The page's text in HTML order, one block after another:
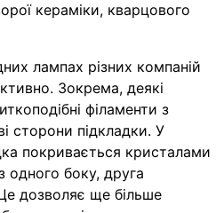
кераміки, кварцового
лампах різних компаній
Зокрема, деякі
філаменти з
сторони підкладки. У
покривається кристалами
одного боку, друга
дозволяє ще більше